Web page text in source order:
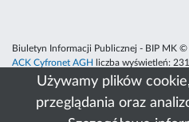
Używamy plików
przeglądania oraz
Biuletyn Informacji Publicznej - BIP MK
ACK Cyfronet AGH
liczba wyświetleń: